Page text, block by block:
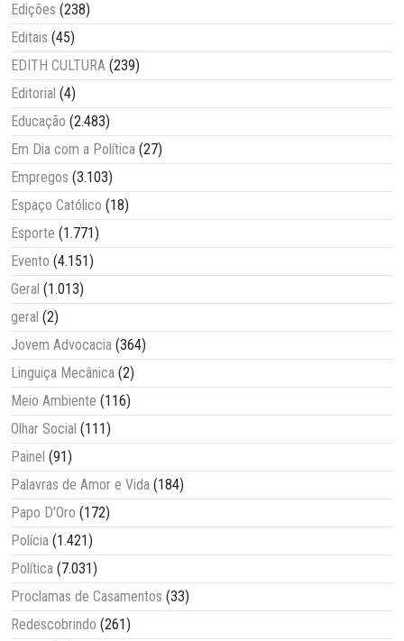
Edições (238)
Editais (45)
EDITH CULTURA (239)
Editorial (4)
Educação (2.483)
Em Dia com a Política (27)
Empregos (3.103)
Espaço Católico (18)
Esporte (1.771)
Evento (4.151)
Geral (1.013)
geral (2)
Jovem Advocacia (364)
Linguiça Mecânica (2)
Meio Ambiente (116)
Olhar Social (111)
Painel (91)
Palavras de Amor e Vida (184)
Papo D'Oro (172)
Polícia (1.421)
Política (7.031)
Proclamas de Casamentos (33)
Redescobrindo (261)